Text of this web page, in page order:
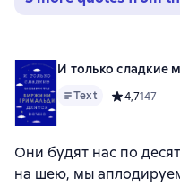
И только сладкие
Text Средний
4,7147
Они будят нас по
на шею, мы